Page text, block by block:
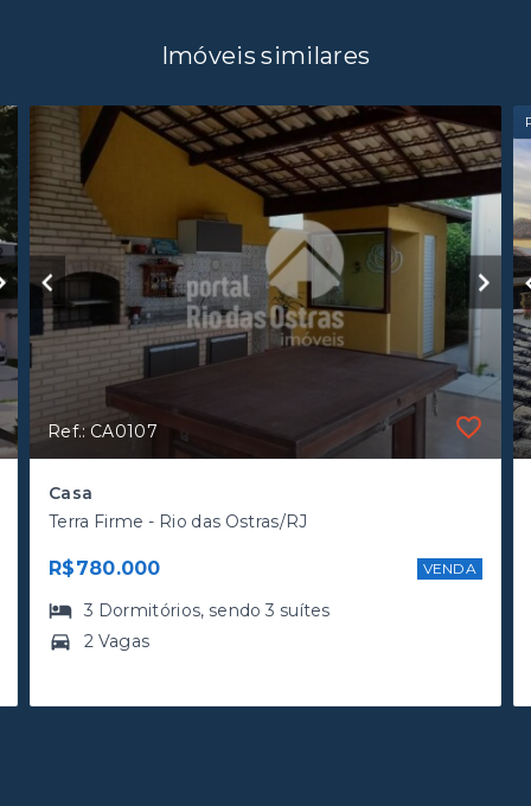
Imóveis similares
Ref.: CA0107
Casa
Terra Firme - Rio das Ostras/RJ
R$780.000 VENDA
3 Dormitórios, sendo3 suítes
2 Vagas